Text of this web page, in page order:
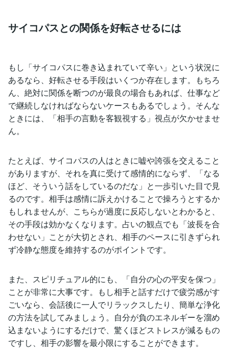
サイコパスとの関係を好転させるには
もし「サイコパスに巻き込まれていて辛い」という状況に
あるなら、好転させる手段はいくつか存在します。もちろ
ん、絶対に関係を断つのが最良の場合もあれば、仕事など
で継続しなければならないケースもあるでしょう。そんな
ときには、「相手の言動を客観視する」視点が欠かせませ
ん。
たとえば、サイコパスの人はときに嘘や誇張を交えること
がありますが、それを真に受けて感情的にならず、「なる
ほど、そういう話をしているのだな」と一歩引いた目で見
るのです。相手は感情に訴えかけることで操ろうとするか
もしれませんが、こちらが過度に反応しないとわかると、
その手段は効かなくなります。占いの観点でも「波長を合
わせない」ことが大切とされ、相手のペースに引きずられ
ず冷静な態度を維持するのがポイントです。
また、スピリチュアル的にも、「自分の心の平安を保つ」
ことが非常に大事です。もし相手と話すだけで疲労感がす
ごいなら、会話後に一人でリラックスしたり、簡単な浄化
の方法を試してみましょう。自分が負のエネルギーを溜め
込まないようにするだけで、驚くほどストレスが減るもの
ですし、相手の影響を最小限にすることができます。